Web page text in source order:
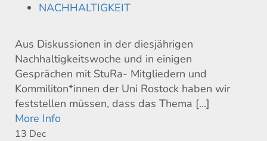
NACHHALTIGKEIT
Aus Diskussionen in der diesjährigen
Nachhaltigkeitswoche und in einigen
Gesprächen mit StuRa- Mitgliedern und
Kommiliton*innen der Uni Rostock haben wir
feststellen müssen, dass das Thema [...]
More Info
13 Dec